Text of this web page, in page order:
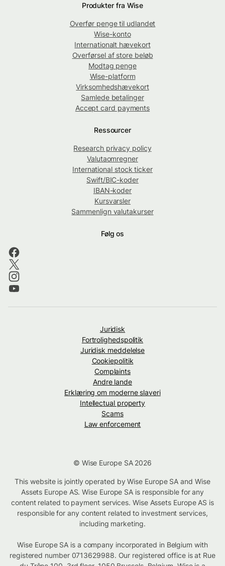
Produkter fra Wise
Overfør penge til udlandet
Wise-konto
Internationalt hævekort
Overførsel af store beløb
Modtag penge
Wise-platform
Virksomhedshævekort
Samlede betalinger
Accept card payments
Ressourcer
Research privacy policy
Valutaomregner
International stock ticker
Swift/BIC-koder
IBAN-koder
Kursvarsler
Sammenlign valutakurser
Følg os
Juridisk
Fortrolighedspolitik
Juridisk meddelelse
Cookiepolitik
Complaints
Andre lande
Erklæring om moderne slaveri
Intellectual property
Scams
Law enforcement
© Wise Europe SA 2026
This website is jointly operated by Wise Europe SA and Wise
Assets Europe AS. Wise Europe SA is responsible for any
content related to payment services. Wise Assets Europe AS is
responsible for any content related to investment services,
including marketing.
Wise Europe SA is a company incorporated in Belgium with
registered number 0713629988. Our registered office is at Rue